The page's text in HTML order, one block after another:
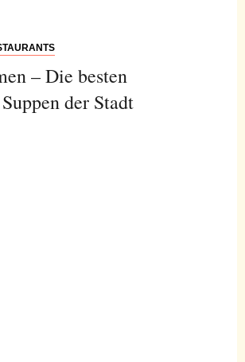
– Die besten
der Stadt